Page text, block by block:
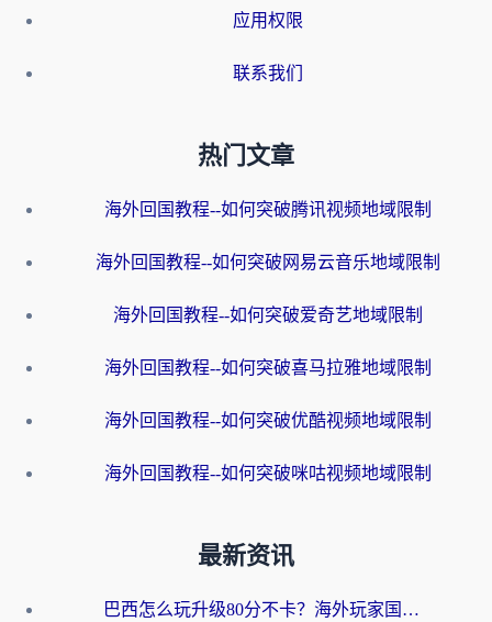
应用权限
联系我们
热门文章
海外回国教程--如何突破腾讯视频地域限制
海外回国教程--如何突破网易云音乐地域限制
海外回国教程--如何突破爱奇艺地域限制
海外回国教程--如何突破喜马拉雅地域限制
海外回国教程--如何突破优酷视频地域限制
海外回国教程--如何突破咪咕视频地域限制
最新资讯
巴西怎么玩升级80分不卡？海外玩家国服游戏加速器终极指南（附避坑技巧）